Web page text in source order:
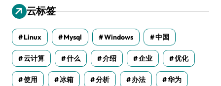
云标签
Linux Mysql Windows 中国
云计算 什么 介绍 企业 优化
使用 冰箱 分析 办法 华为